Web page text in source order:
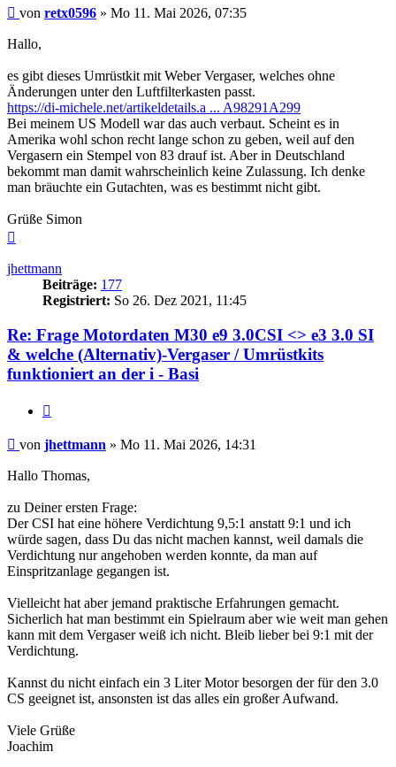
Beitrag
von retx0596 » Mo 11. Mai 2026, 07:35
Hallo,
es gibt dieses Umrüstkit mit Weber Vergaser, welches ohne
Änderungen unter den Luftfilterkasten passt.
https://di-michele.net/artikeldetails.a ... A98291A299
Bei meinem US Modell war das auch verbaut. Scheint es in
Amerika wohl schon recht lange schon zu geben, weil auf den
Vergasern ein Stempel von 83 drauf ist. Aber in Deutschland
bekommt man damit wahrscheinlich keine Zulassung. Ich denke
man bräuchte ein Gutachten, was es bestimmt nicht gibt.
Grüße Simon
jhettmann
Beiträge: 177
Registriert: So 26. Dez 2021, 11:45
Re: Frage Motordaten M30 e9 3.0CSI <> e3 3.0 SI
& welche (Alternativ)-Vergaser / Umrüstkits
funktioniert an der i - Basi
Beitrag
von jhettmann » Mo 11. Mai 2026, 14:31
Hallo Thomas,
zu Deiner ersten Frage:
Der CSI hat eine höhere Verdichtung 9,5:1 anstatt 9:1 und ich
würde sagen, dass Du das nicht machen kannst, weil damals die
Verdichtung nur angehoben werden konnte, da man auf
Einspritzanlage gegangen ist.
Vielleicht hat aber jemand praktische Erfahrungen gemacht.
Sicherlich hat man bestimmt ein Spielraum aber wie weit man gehen
kann mit dem Vergaser weiß ich nicht. Bleib lieber bei 9:1 mit der
Verdichtung.
Kannst du nicht einfach ein 3 Liter Motor besorgen der für den 3.0
CS geeignet ist, ansonsten ist das alles ein großer Aufwand.
Viele Grüße
Joachim